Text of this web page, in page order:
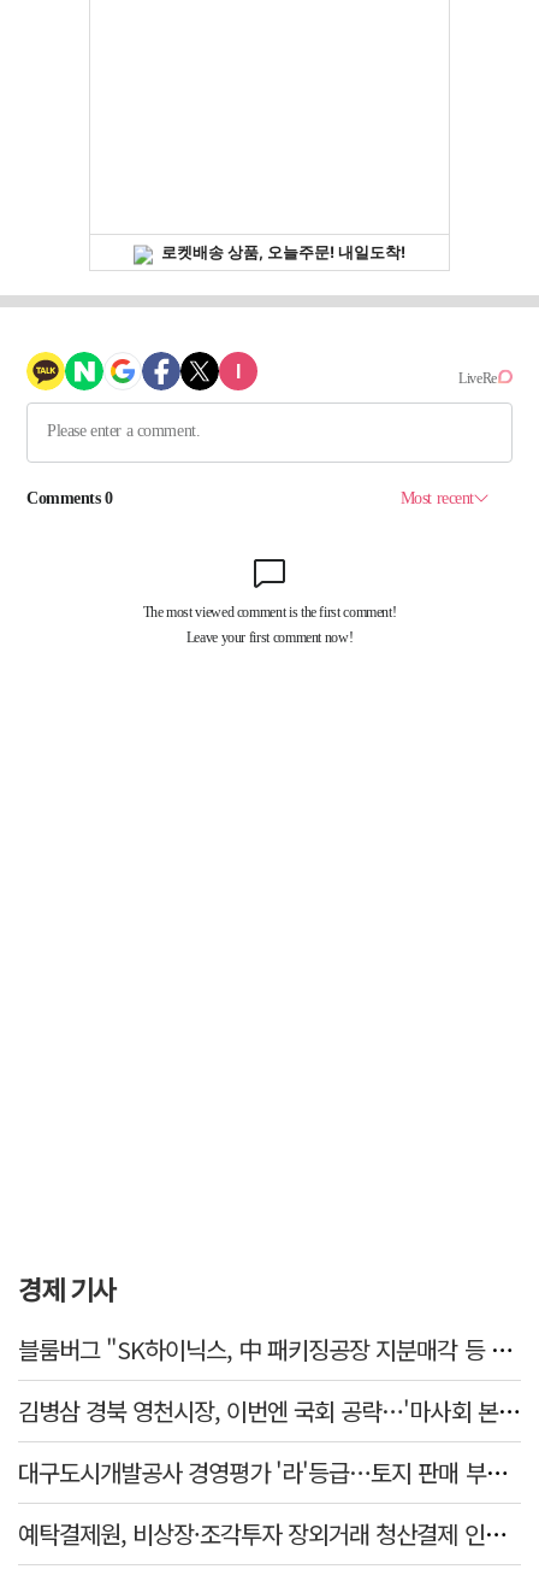
경제 기사
블룸버그 "SK하이닉스, 中 패키징공장 지분매각 등 검토"
김병삼 경북 영천시장, 이번엔 국회 공략…'마사회 본사 이전·광역교통망 확충' 요청
대구도시개발공사 경영평가 '라'등급…토지 판매 부진에 1년 만에 두 단계 '뚝'
예탁결제원, 비상장·조각투자 장외거래 청산결제 인프라 구축 착수…연내 가동